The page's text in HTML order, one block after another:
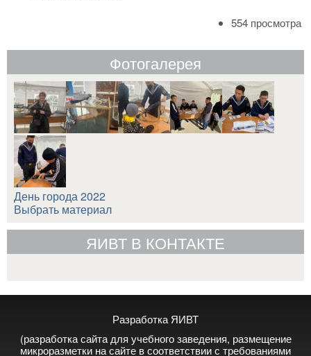
554 просмотра
Фотогалерея
День города 2022
Выбрать материал
ЯИВТ В КОНТАКТЕ
Разработка ЯИВТ
(разработка сайта для учебного заведения, размещение
микроразметки на сайте в соответствии с требованиями